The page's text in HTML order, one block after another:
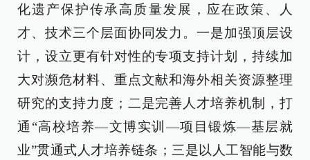
化遗产保护传承高质量发展，应在政策、人
才、技术三个层面协同发力。一是加强顶层设
计，设立更有针对性的专项支持计划，持续加
大对濒危材料、重点文献和海外相关资源整理
研究的支持力度；二是完善人才培养机制，打
通“高校培养—文博实训—项目锻炼—基层就
业”贯通式人才培养链条；三是以人工智能与数